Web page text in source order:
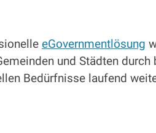
eGovernmentlösung
und Städten
Bedürfnisse laufend